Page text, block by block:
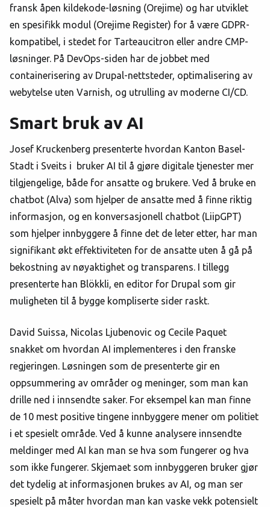
fransk åpen kildekode-løsning (Orejime) og har utviklet
en spesifikk modul (Orejime Register) for å være GDPR-
kompatibel, i stedet for Tarteaucitron eller andre CMP-
løsninger. På DevOps-siden har de jobbet med
containerisering av Drupal-nettsteder, optimalisering av
webytelse uten Varnish, og utrulling av moderne CI/CD.
Smart bruk av AI
Josef Kruckenberg presenterte hvordan Kanton Basel-
Stadt i Sveits i bruker AI til å gjøre digitale tjenester mer
tilgjengelige, både for ansatte og brukere. Ved å bruke en
chatbot (Alva) som hjelper de ansatte med å finne riktig
informasjon, og en konversasjonell chatbot (LiipGPT)
som hjelper innbyggere å finne det de leter etter, har man
signifikant økt effektiviteten for de ansatte uten å gå på
bekostning av nøyaktighet og transparens. I tillegg
presenterte han Blökkli, en editor for Drupal som gir
muligheten til å bygge kompliserte sider raskt.
David Suissa, Nicolas Ljubenovic og Cecile Paquet
snakket om hvordan AI implementeres i den franske
regjeringen. Løsningen som de presenterte gir en
oppsummering av områder og meninger, som man kan
drille ned i innsendte saker. For eksempel kan man finne
de 10 mest positive tingene innbyggere mener om politiet
i et spesielt område. Ved å kunne analysere innsendte
meldinger med AI kan man se hva som fungerer og hva
som ikke fungerer. Skjemaet som innbyggeren bruker gjør
det tydelig at informasjonen brukes av AI, og man ser
spesielt på måter hvordan man kan vaske vekk potensielt